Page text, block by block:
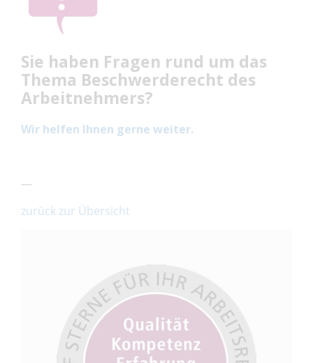
Sie haben Fragen rund um das
Thema Beschwerderecht des
Arbeitnehmers?
Wir helfen Ihnen gerne weiter.
—
zurück zur Übersicht